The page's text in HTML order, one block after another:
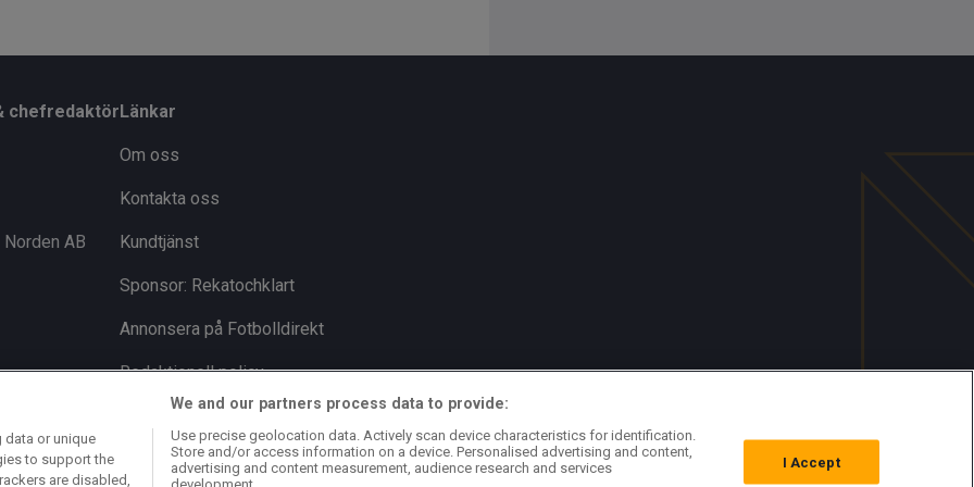
chefredaktör
AB
Länkar
Om oss
Kontakta oss
Kundtjänst
Sponsor: Rekatochklart
Annonsera på Fotbolldirekt
Redaktionell policy
Personuppgiftspolicy
Cookiepolicy
data or unique
to support the
are disabled,
We and our partners process data to provide:
Use precise geolocation data. Actively scan device characteristics for identification.
Store and/or access information on a device. Personalised advertising and content,
advertising and content measurement, audience research and services
I Accept